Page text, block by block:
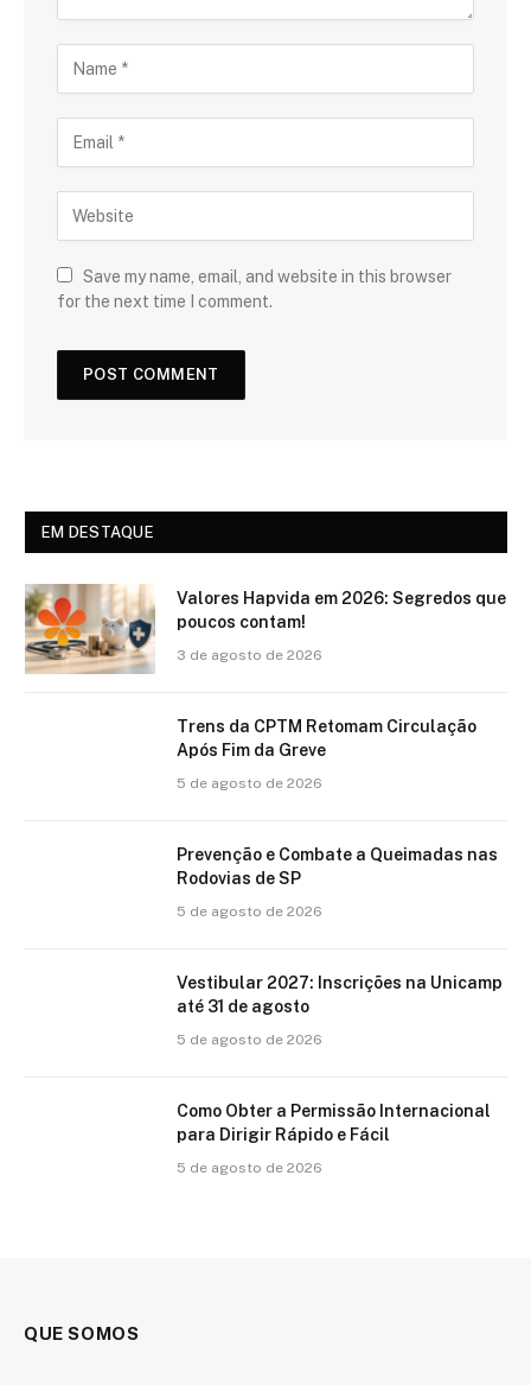
Save my name, email, and website in this browser
for the next time I comment.
EM DESTAQUE
Valores Hapvida em 2026: Segredos que
poucos contam!
3 de agosto de 2026
Trens da CPTM Retomam Circulação
Após Fim da Greve
5 de agosto de 2026
Prevenção e Combate a Queimadas nas
Rodovias de SP
5 de agosto de 2026
Vestibular 2027: Inscrições na Unicamp
até 31 de agosto
5 de agosto de 2026
Como Obter a Permissão Internacional
para Dirigir Rápido e Fácil
5 de agosto de 2026
QUE SOMOS